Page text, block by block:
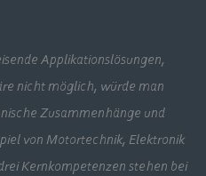
Applikationslösungen,
nicht möglich, würde man
Zusammenhänge und
von Motortechnik, Elektronik
Kernkompetenzen stehen bei